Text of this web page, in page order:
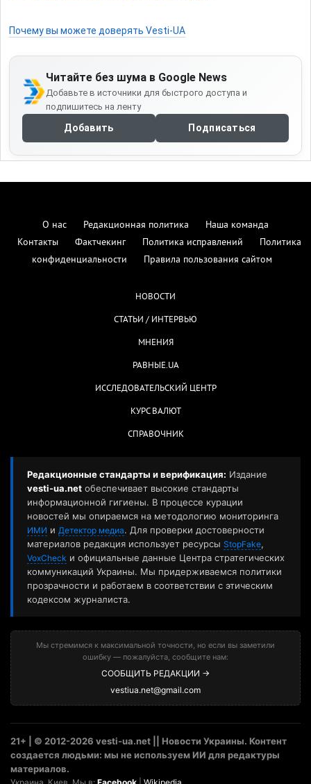
Почему вы можете доверять Vesti-UA
Читайте без шума в Google News
Добавьте в источники для быстрого доступа и
подпишитесь на ленту
Добавить Подписаться
О нас Редакционная политика
Наша команда
Контакты
Фактчекинг Политика исправлений
Политика
конфиденциальности
Правила пользования сайтом
НОВОСТИ
СТАТЬИ / ИНТЕРВЬЮ
МНЕНИЯ
РАВНЫЕ.UA
ИССЛЕДОВАТЕЛЬСКИЙ ЦЕНТР
КУРС ВАЛЮТ
СПРАВОЧНИК
Редакционные стандарты и верификация: Издание
vesti-ua.net обеспечивает высокие стандарты
информационной гигиены. В процессе курации
новостей мы опираемся на методологию мониторинга
ИМИ и Детектор медиа. Для проверки достоверности
материалов редакция использует ресурсы StopFake,
VoxCheck и официальные данные Центра стратегических
коммуникаций Украины. Мы придерживаемся политики
прозрачности и работаем в соответствии с этическим
кодексом журналиста.
Мы стремимся к максимальной точности, но если вы заметили
ошибку — пожалуйста, сообщите нам:
СООБЩИТЬ РЕДАКЦИИ →
vestiua.net@gmail.com
21+ | © 2012-2026 vesti-ua.net || Новости Украины. Контент
создается людьми: мы не используем ИИ для редактуры
материалов.